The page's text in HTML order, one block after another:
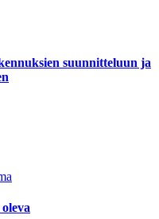
suunnitteluun ja